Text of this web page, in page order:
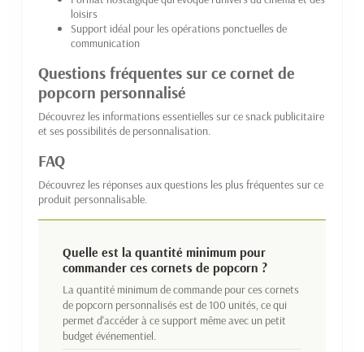
loisirs
Support idéal pour les opérations ponctuelles de
communication
Questions fréquentes sur ce cornet de
popcorn personnalisé
Découvrez les informations essentielles sur ce snack publicitaire
et ses possibilités de personnalisation.
FAQ
Découvrez les réponses aux questions les plus fréquentes sur ce
produit personnalisable.
Quelle est la quantité minimum pour
commander ces cornets de popcorn ?
La quantité minimum de commande pour ces cornets
de popcorn personnalisés est de 100 unités, ce qui
permet d'accéder à ce support même avec un petit
budget événementiel.